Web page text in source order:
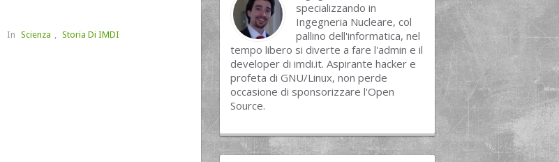
In Scienza , Storia Di IMDI
specializzando in
Ingegneria Nucleare, col
pallino dell'informatica, nel
tempo libero si diverte a fare l'admin e il
developer di imdi.it. Aspirante hacker e
profeta di GNU/Linux, non perde
occasione di sponsorizzare l'Open
Source.